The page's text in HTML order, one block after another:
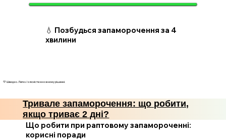
💧 Позбудься запаморочення за 4
хвилини
💛 Швидко. Легко. І з ясністю в кожному рішенні.
Тривале запаморочення: що робити,
якщо триває 2 дні?
Що робити при раптовому запамороченні:
корисні поради